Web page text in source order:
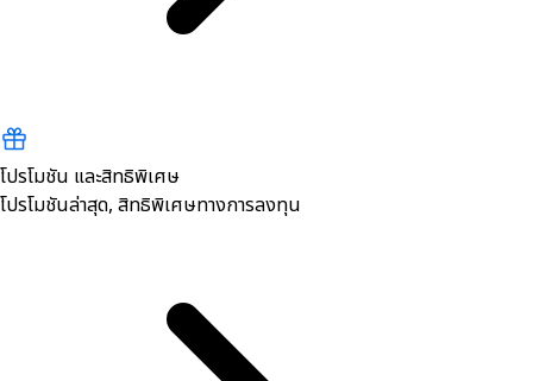
โปรโมชัน และสิทธิพิเศษ
โปรโมชันล่าสุด, สิทธิพิเศษทางการลงทุน